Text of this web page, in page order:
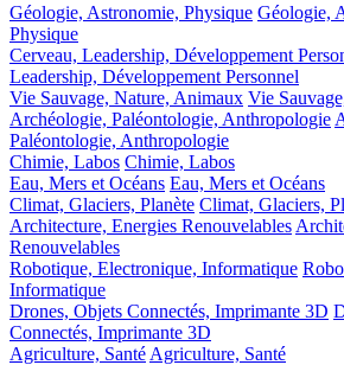
Géologie, Astronomie, Physique Géologie,
Physique
Cerveau, Leadership, Développement
Leadership, Développement Personnel
Vie Sauvage, Nature, Animaux Vie
Archéologie, Paléontologie, Anthropologie
Paléontologie, Anthropologie
Chimie, Labos Chimie, Labos
Eau, Mers et Océans Eau, Mers et Océans
Climat, Glaciers, Planète Climat, Glaciers,
Architecture, Energies Renouvelables
Renouvelables
Robotique, Electronique, Informatique
Informatique
Drones, Objets Connectés, Imprimante 3D
Connectés, Imprimante 3D
Agriculture, Santé Agriculture, Santé